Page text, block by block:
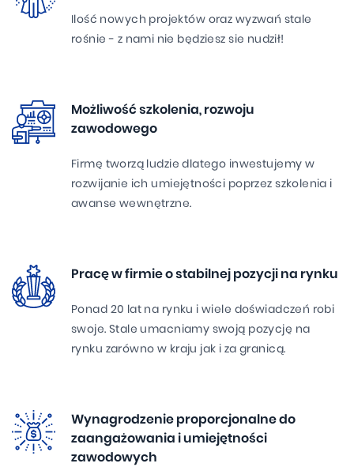
Ilość nowych projektów oraz wyzwań stale
rośnie - z nami nie będziesz sie nudził!
Możliwość szkolenia, rozwoju
zawodowego
Firmę tworzą ludzie dlatego inwestujemy w
rozwijanie ich umiejętności poprzez szkolenia i
awanse wewnętrzne.
Pracę w firmie o stabilnej pozycji na rynku
Ponad 20 lat na rynku i wiele doświadczeń robi
swoje. Stale umacniamy swoją pozycję na
rynku zarówno w kraju jak i za granicą.
Wynagrodzenie proporcjonalne do
zaangażowania i umiejętności
zawodowych